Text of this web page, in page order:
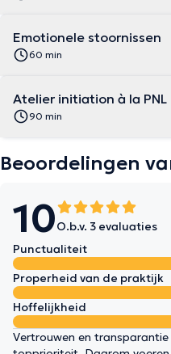
Emotionele stoornissen
60 min
Atelier initiation à la PNL
90 min
Beoordelingen
10O.b.v. 3 evaluaties
Punctualiteit
Properheid van de praktijk
Hoffelijkheid
Vertrouwen en